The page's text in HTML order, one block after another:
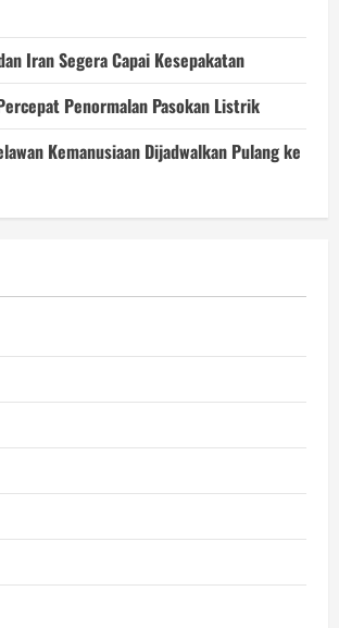
Iran Segera Capai Kesepakatan
Penormalan Pasokan Listrik
Kemanusiaan Dijadwalkan Pulang ke